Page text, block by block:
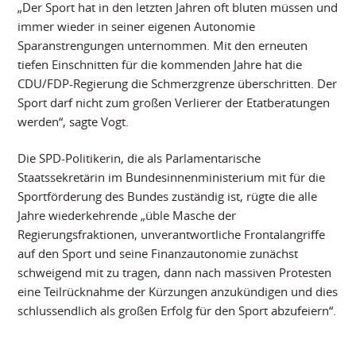
„Der Sport hat in den letzten Jahren oft bluten müssen und
immer wieder in seiner eigenen Autonomie
Sparanstrengungen unternommen. Mit den erneuten
tiefen Einschnitten für die kommenden Jahre hat die
CDU/FDP-Regierung die Schmerzgrenze überschritten. Der
Sport darf nicht zum großen Verlierer der Etatberatungen
werden“, sagte Vogt.
Die SPD-Politikerin, die als Parlamentarische
Staatssekretärin im Bundesinnenministerium mit für die
Sportförderung des Bundes zuständig ist, rügte die alle
Jahre wiederkehrende „üble Masche der
Regierungsfraktionen, unverantwortliche Frontalangriffe
auf den Sport und seine Finanzautonomie zunächst
schweigend mit zu tragen, dann nach massiven Protesten
eine Teilrücknahme der Kürzungen anzukündigen und dies
schlussendlich als großen Erfolg für den Sport abzufeiern“.